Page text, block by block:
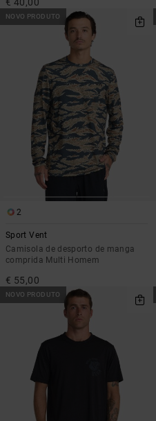
€ 40,00
NOVO PRODUTO
2
Sport Vent
Camisola de desporto de manga
comprida Multi Homem
€ 55,00
NOVO PRODUTO